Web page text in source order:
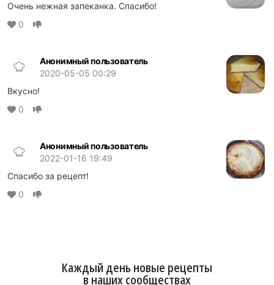
Очень нежная запеканка. Спасибо!
0
Анонимный пользователь
2020-05-05 00:29
Вкусно!
0
Анонимный пользователь
2022-01-16 19:49
Спасибо за рецепт!
0
Каждый день новые рецепты
в наших сообществах